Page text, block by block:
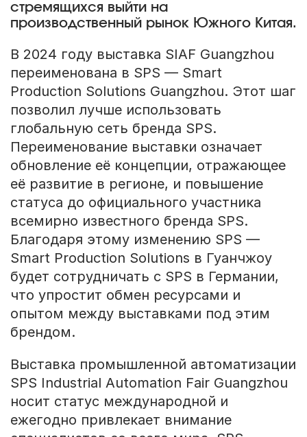
стремящихся выйти на
производственный рынок Южного Китая.
В 2024 году выставка SIAF Guangzhou
переименована в SPS — Smart
Production Solutions Guangzhou. Этот шаг
позволил лучше использовать
глобальную сеть бренда SPS.
Переименование выставки означает
обновление её концепции, отражающее
её развитие в регионе, и повышение
статуса до официального участника
всемирно известного бренда SPS.
Благодаря этому изменению SPS —
Smart Production Solutions в Гуанчжоу
будет сотрудничать с SPS в Германии,
что упростит обмен ресурсами и
опытом между выставками под этим
брендом.
Выставка промышленной автоматизации
SPS Industrial Automation Fair Guangzhou
носит статус международной и
ежегодно привлекает внимание